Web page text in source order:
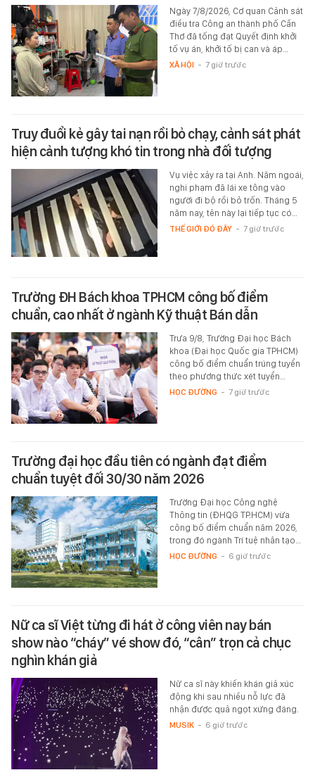
Ngày 7/8/2026, Cơ quan Cảnh sát
điều tra Công an thành phố Cần
Thơ đã tống đạt Quyết định khởi
tố vụ án, khởi tố bị can và áp…
XÃ HỘI - 7 giờ trước
Truy đuổi kẻ gây tai nạn rồi bỏ chạy, cảnh sát phát
hiện cảnh tượng khó tin trong nhà đối tượng
Vụ việc xảy ra tại Anh. Năm ngoái,
nghi phạm đã lái xe tông vào
người đi bộ rồi bỏ trốn. Tháng 5
năm nay, tên này lại tiếp tục có…
THẾ GIỚI ĐÓ ĐÂY - 7 giờ trước
Trường ĐH Bách khoa TPHCM công bố điểm
chuẩn, cao nhất ở ngành Kỹ thuật Bán dẫn
Trưa 9/8, Trường Đại học Bách
khoa (Đại học Quốc gia TPHCM)
công bố điểm chuẩn trúng tuyển
theo phương thức xét tuyển…
HỌC ĐƯỜNG - 7 giờ trước
Trường đại học đầu tiên có ngành đạt điểm
chuẩn tuyệt đối 30/30 năm 2026
Trường Đại học Công nghệ
Thông tin (ĐHQG TP.HCM) vừa
công bố điểm chuẩn năm 2026,
trong đó ngành Trí tuệ nhân tạo…
HỌC ĐƯỜNG - 6 giờ trước
Nữ ca sĩ Việt từng đi hát ở công viên nay bán
show nào “cháy” vé show đó, “cân” trọn cả chục
nghìn khán giả
Nữ ca sĩ này khiến khán giả xúc
động khi sau nhiều nỗ lực đã
nhận được quả ngọt xứng đáng.
MUSIK - 6 giờ trước